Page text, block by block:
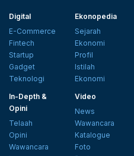
Digital
E-Commerce
Fintech
Startup
Gadget
Teknologi
Ekonopedia
Sejarah
Ekonomi
Profil
Istilah
Ekonomi
In-Depth &
Opini
Telaah
Opini
Wawancara
Video
News
Wawancara
Katalogue
Foto